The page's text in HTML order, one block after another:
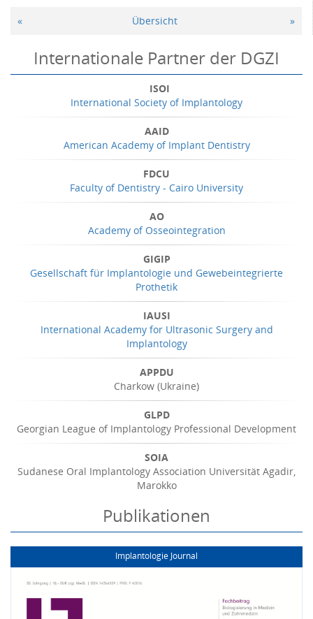
»
Übersicht
«
Internationale Partner der DGZI
ISOI
International Society of Implantology
AAID
American Academy of Implant Dentistry
FDCU
Faculty of Dentistry - Cairo University
AO
Academy of Osseointegration
GIGIP
Gesellschaft für Implantologie und Gewebeintegrierte
Prothetik
IAUSI
International Academy for Ultrasonic Surgery and
Implantology
APPDU
Charkow (Ukraine)
GLPD
Georgian League of Implantology Professional Development
SOIA
Sudanese Oral Implantology Association Universität Agadir,
Marokko
Publikationen
Implantologie Journal